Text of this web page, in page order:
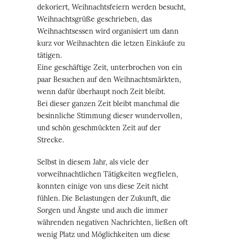
dekoriert, Weihnachtsfeiern werden besucht,
Weihnachtsgrüße geschrieben, das
Weihnachtsessen wird organisiert um dann
kurz vor Weihnachten die letzen Einkäufe zu
tätigen.
Eine geschäftige Zeit, unterbrochen von ein
paar Besuchen auf den Weihnachtsmärkten,
wenn dafür überhaupt noch Zeit bleibt.
Bei dieser ganzen Zeit bleibt manchmal die
besinnliche Stimmung dieser wundervollen,
und schön geschmückten Zeit auf der
Strecke.
Selbst in diesem Jahr, als viele der
vorweihnachtlichen Tätigkeiten wegfielen,
konnten einige von uns diese Zeit nicht
fühlen. Die Belastungen der Zukunft, die
Sorgen und Ängste und auch die immer
währenden negativen Nachrichten, ließen oft
wenig Platz und Möglichkeiten um diese